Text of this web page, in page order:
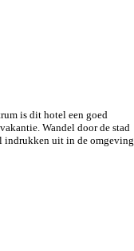
is dit hotel een goed
Wandel door de stad
indrukken uit in de omgeving